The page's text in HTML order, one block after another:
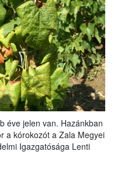
éve jelen van. Hazánkban
a kórokozót a Zala Megyei
Igazgatósága Lenti